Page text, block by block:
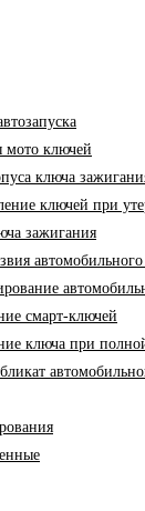
мото ключей
ключа
ключей при
зажигания
смарт-ключей
ключа при